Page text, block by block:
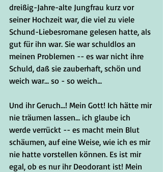
dreißig-Jahre-alte Jungfrau kurz vor
seiner Hochzeit war, die viel zu viele
Schund-Liebesromane gelesen hatte, als
gut für ihn war. Sie war schuldlos an
meinen Problemen -- es war nicht ihre
Schuld, daß sie zauberhaft, schön und
weich war... so - so weich...
Und ihr Geruch...! Mein Gott! Ich hätte mir
nie träumen lassen... ich glaube ich
werde verrückt -- es macht mein Blut
schäumen, auf eine Weise, wie ich es mir
nie hatte vorstellen können. Es ist mir
egal, ob es nur ihr Deodorant ist! Mein